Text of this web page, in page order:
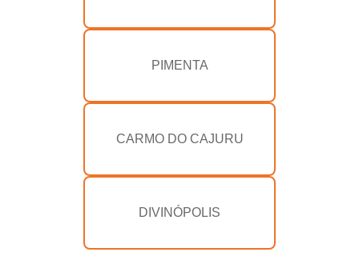
PIMENTA
CARMO DO CAJURU
DIVINÓPOLIS